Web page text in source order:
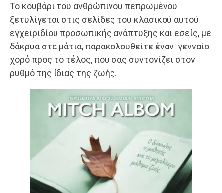
Το κουβάρι του ανθρώπινου πεπρωμένου
ξετυλίγεται στις σελίδες του κλασικού αυτού
εγχειριδίου προσωπικής ανάπτυξης και εσείς, με
δάκρυα στα μάτια, παρακολουθείτε έναν γενναίο
χορό προς το τέλος, που σας συντονίζει στον
ρυθμό της ίδιας της ζωής.